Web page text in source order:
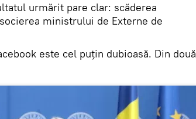
urmărit pare clar: scăderea
ministrului de Externe de
este cel puțin dubioasă. Din două